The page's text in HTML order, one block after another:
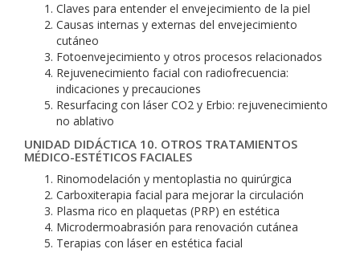
Claves para entender el envejecimiento de la piel
Causas internas y externas del envejecimiento
cutáneo
Fotoenvejecimiento y otros procesos relacionados
Rejuvenecimiento facial con radiofrecuencia:
indicaciones y precauciones
Resurfacing con láser CO2 y Erbio: rejuvenecimiento
no ablativo
UNIDAD DIDÁCTICA 10. OTROS TRATAMIENTOS
MÉDICO-ESTÉTICOS FACIALES
Rinomodelación y mentoplastia no quirúrgica
Carboxiterapia facial para mejorar la circulación
Plasma rico en plaquetas (PRP) en estética
Microdermoabrasión para renovación cutánea
Terapias con láser en estética facial